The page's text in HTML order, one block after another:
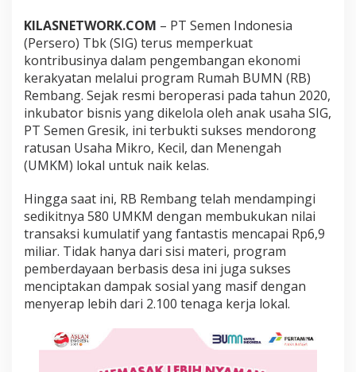
U
M
K
M
,
a
t
a
t
T
r
n
s
a
k
s
i
R
p
,
KILASNETWORK.COM – PT Semen Indonesia
(Persero) Tbk (SIG) terus memperkuat
kontribusinya dalam pengembangan ekonomi
kerakyatan melalui program Rumah BUMN (RB)
Rembang. Sejak resmi beroperasi pada tahun 2020,
inkubator bisnis yang dikelola oleh anak usaha SIG,
PT Semen Gresik, ini terbukti sukses mendorong
ratusan Usaha Mikro, Kecil, dan Menengah
(UMKM) lokal untuk naik kelas.
Hingga saat ini, RB Rembang telah mendampingi
sedikitnya 580 UMKM dengan membukukan nilai
transaksi kumulatif yang fantastis mencapai Rp6,9
miliar. Tidak hanya dari sisi materi, program
pemberdayaan berbasis desa ini juga sukses
menciptakan dampak sosial yang masif dengan
menyerap lebih dari 2.100 tenaga kerja lokal.